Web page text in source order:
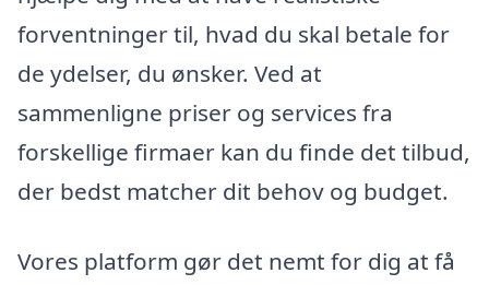
forventninger til, hvad du skal betale for
de ydelser, du ønsker. Ved at
sammenligne priser og services fra
forskellige firmaer kan du finde det tilbud,
der bedst matcher dit behov og budget.
Vores platform gør det nemt for dig at få